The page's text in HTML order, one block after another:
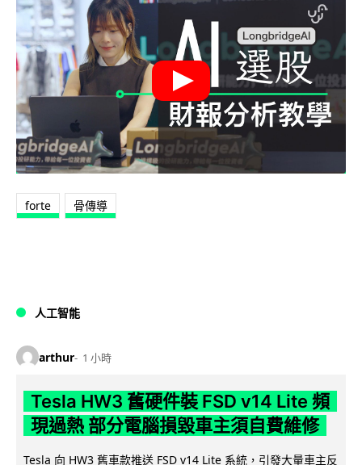
forte 骨傳導
人工智能
arthur 1 小時
Tesla HW3 舊硬件裝 FSD v14 Lite 頻
現過熱 部分電腦損毀車主須自費維修
Tesla 向 HW3 舊車款推送 FSD v14 Lite 系統，引發大量車主反